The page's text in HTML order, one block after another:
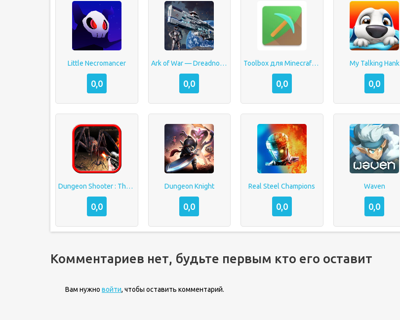
Little Necromancer
0,0
Ark of War — Dreadnought
0,0
Toolbox для Minecraft: PE
0,0
My Talking Hank
0,0
Dungeon Shooter : The Forgotten Temple
0,0
Dungeon Knight
0,0
Real Steel Champions
0,0
Waven
0,0
Комментариев нет, будьте первым кто его оставит
Вам нужно войти, чтобы оставить комментарий.